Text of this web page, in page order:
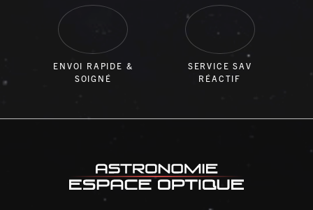
ENVOI RAPIDE &
SOIGNÉ
SERVICE SAV
RÉACTIF